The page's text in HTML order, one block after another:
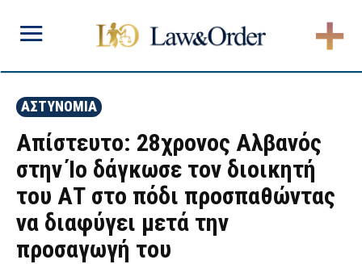
ΑΣΤΥΝΟΜΙΑ
Απίστευτο: 28χρονος Αλβανός
στην Ίο δάγκωσε τον διοικητή
του ΑΤ στο πόδι προσπαθώντας
να διαφύγει μετά την
προσαγωγή του